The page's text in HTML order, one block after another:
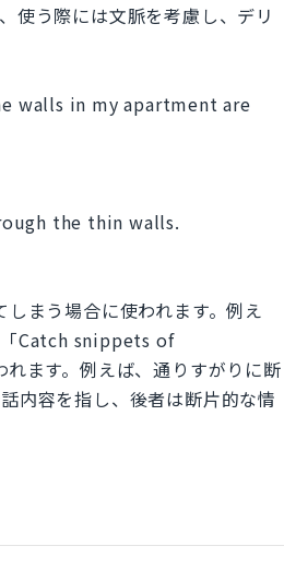
使う際には文脈を考慮し、デリ
walls in my apartment are
the thin walls.
まう場合に使われます。例え
「Catch snippets of
ます。例えば、通りすがりに断
内容を指し、後者は断片的な情